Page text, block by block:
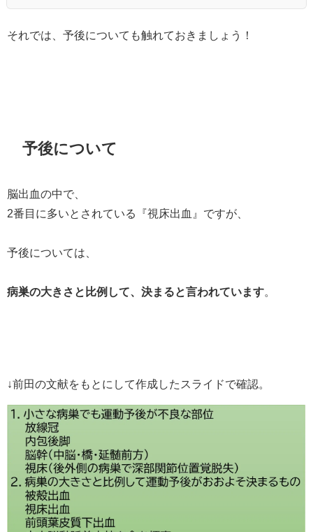
それでは、予後についても触れておきましょう！
予後について
脳出血の中で、
2番目に多いとされている『視床出血』ですが、
予後については、
病巣の大きさと比例して、決まると言われています
↓前田の文献をもとにして作成したスライドで確認。